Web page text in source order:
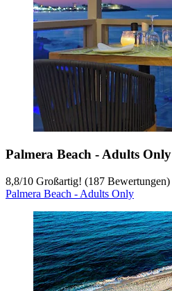
Palmera Beach - Adults Only
8,8/10 Großartig! (187 Bewertungen)
Palmera Beach - Adults Only